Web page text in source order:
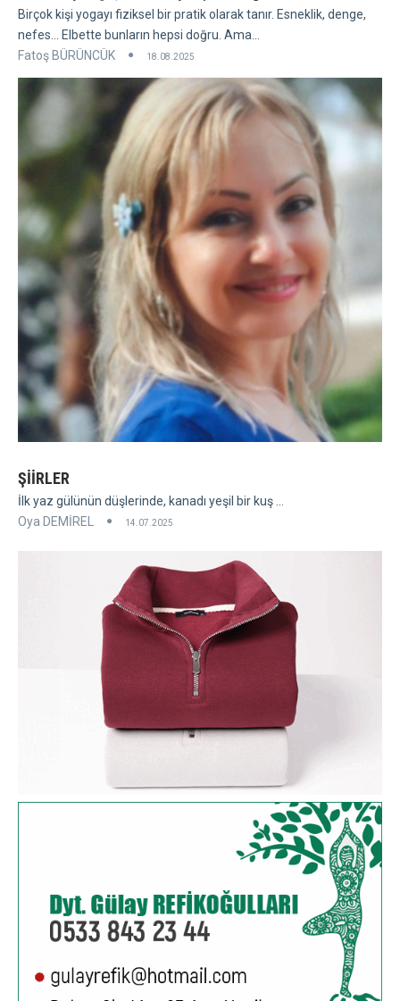
Birçok kişi yogayı fiziksel bir pratik olarak tanır. Esneklik, denge,
nefes... Elbette bunların hepsi doğru. Ama...
Fatoş BÜRÜNCÜK
18.08.2025
ŞİİRLER
İlk yaz gülünün düşlerinde, kanadı yeşil bir kuş ...
Oya DEMİREL
14.07.2025